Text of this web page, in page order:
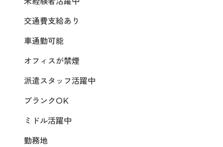
交通費支給あり
車通勤可能
オフィスが禁煙
派遣スタッフ活躍中
ブランクOK
ミドル活躍中
勤務地